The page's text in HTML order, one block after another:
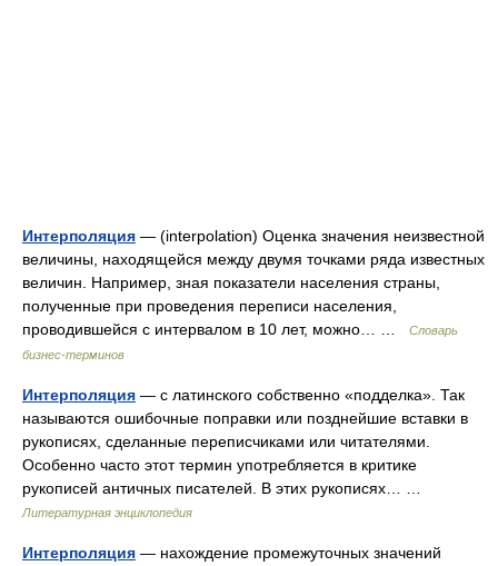
Интерполяция — (interpolation) Оценка значения неизвестной
величины, находящейся между двумя точками ряда известных
величин. Например, зная показатели населения страны,
полученные при проведения переписи населения,
проводившейся с интервалом в 10 лет, можно… …
Словарь
бизнес-терминов
Интерполяция — с латинского собственно «подделка». Так
называются ошибочные поправки или позднейшие вставки в
рукописях, сделанные переписчиками или читателями.
Особенно часто этот термин употребляется в критике
рукописей античных писателей. В этих рукописях… …
Литературная энциклопедия
Интерполяция — нахождение промежуточных значений